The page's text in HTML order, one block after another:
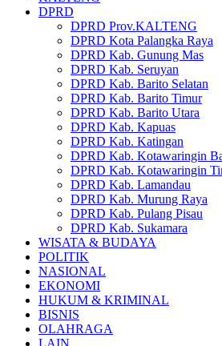
DPRD
DPRD Prov.KALTENG
DPRD Kota Palangka Raya
DPRD Kab. Gunung Mas
DPRD Kab. Seruyan
DPRD Kab. Barito Selatan
DPRD Kab. Barito Timur
DPRD Kab. Barito Utara
DPRD Kab. Kapuas
DPRD Kab. Katingan
DPRD Kab. Kotawaringin
DPRD Kab. Kotawaringin
DPRD Kab. Lamandau
DPRD Kab. Murung Raya
DPRD Kab. Pulang Pisau
DPRD Kab. Sukamara
WISATA & BUDAYA
POLITIK
NASIONAL
EKONOMI
HUKUM & KRIMINAL
BISNIS
OLAHRAGA
LAIN